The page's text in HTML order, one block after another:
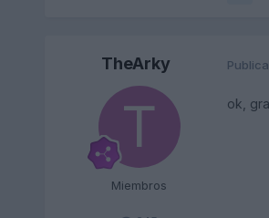
TheArky
Miembros
ok,